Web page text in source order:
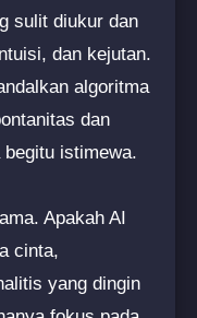
sulit diukur dan
dan kejutan.
algoritma
dan
istimewa.
Apakah AI
cinta,
yang dingin